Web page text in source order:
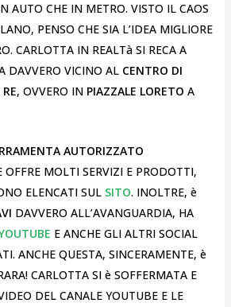
AUTO CHE IN METRO. VISTO IL CAOS
PENSO CHE SIA L’IDEA MIGLIORE
CARLOTTA IN REALTà SI RECA A
DAVVERO VICINO AL CENTRO DI
, OVVERO IN PIAZZALE LORETO A
AUTORIZZATO
OFFRE MOLTI SERVIZI E PRODOTTI,
ELENCATI SUL SITO. INOLTRE, è
DAVVERO ALL’AVANGUARDIA, HA
E ANCHE GLI ALTRI SOCIAL
ANCHE QUESTA, SINCERAMENTE, è
CARLOTTA SI è SOFFERMATA E
DEL CANALE YOUTUBE E LE